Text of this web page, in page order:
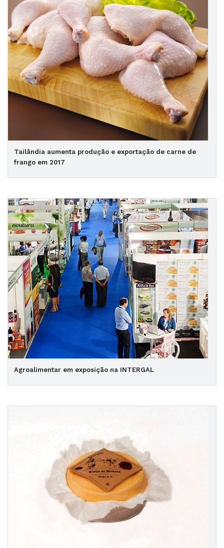
Tailândia aumenta produção e exportação de carne de
frango em 2017
Agroalimentar em exposição na INTERGAL